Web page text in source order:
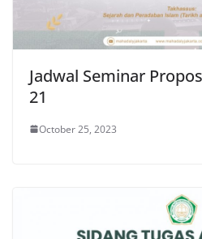
Jadwal Seminar
21
October 25, 2023